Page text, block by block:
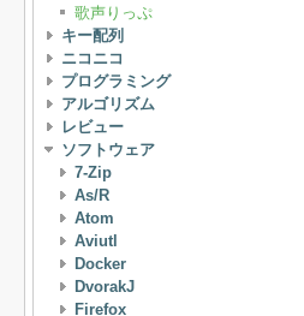
歌声りっぷ
キー配列
ニコニコ
プログラミング
アルゴリズム
レビュー
ソフトウェア
7-Zip
As/R
Atom
Aviutl
Docker
DvorakJ
Firefox